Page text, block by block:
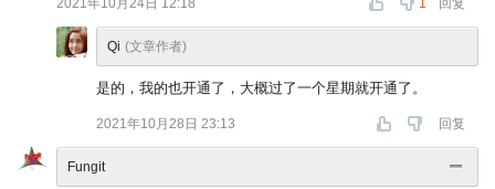
Qi (文章作者)
是的，我的也开通了，大概过了一个星期就开通了。
2021年10月28日 23:13 回复
Fungit